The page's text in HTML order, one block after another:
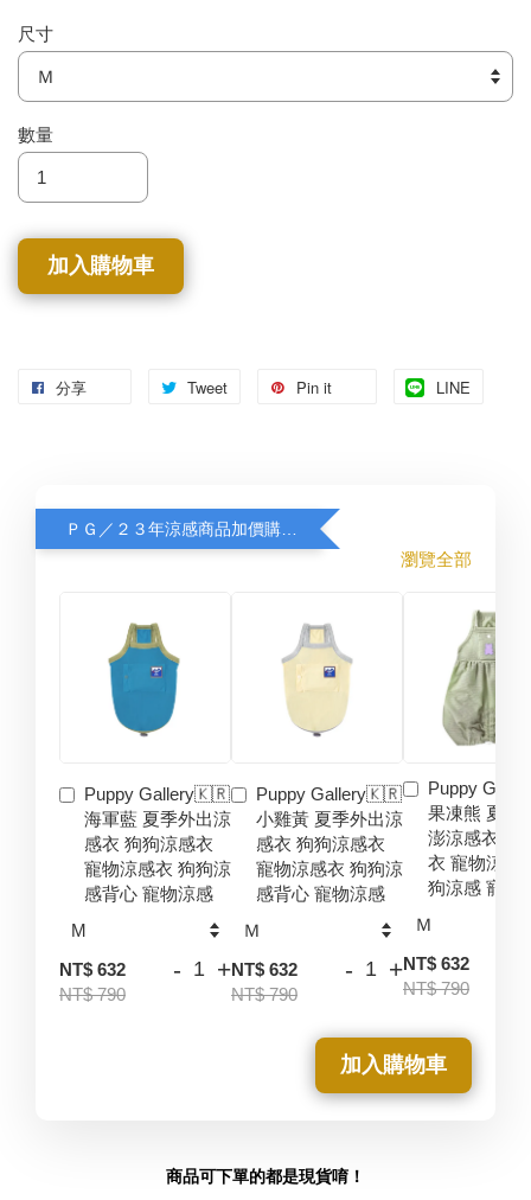
尺寸
數量
加入購物車
分享 Tweet Pin it LINE
瀏覽全部
Puppy Gallery🇰🇷
海軍藍 夏季外出涼
感衣 狗狗涼感衣
寵物涼感衣 狗狗涼
感背心 寵物涼感
NT$ 632
NT$ 790
- +
Puppy Gallery🇰🇷
小雞黃 夏季外出涼
感衣 狗狗涼感衣
寵物涼感衣 狗狗涼
感背心 寵物涼感
NT$ 632
NT$ 790
- +
Puppy
果凍熊 夏季
澎涼感衣 狗
衣 寵物涼感
狗涼感 寵物
NT$ 632
NT$ 790
加入購物車
商品可下單的都是現貨唷！